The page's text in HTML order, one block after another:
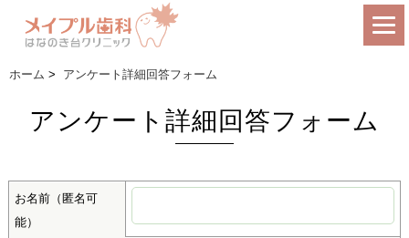
ホーム > アンケート詳細回答フォーム
アンケート詳細回答フォーム
お名前（匿名可
能）